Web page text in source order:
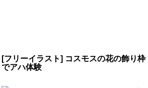
[フリーイラスト] コスモスの花の飾り枠
でアハ体験